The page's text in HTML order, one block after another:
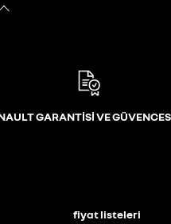
GARANTİSİ VE
fiyat listeleri